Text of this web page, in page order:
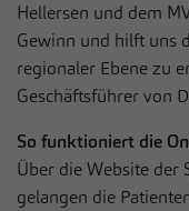
Hellersen und dem
Gewinn und hilft uns
regionaler Ebene zu
Geschäftsführer von
So funktioniert die
Über die Website der
gelangen die